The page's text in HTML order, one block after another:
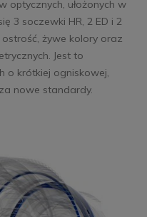
optycznych, ułożonych w
3 soczewki HR, 2 ED i 2
żywe kolory oraz
Jest to
o krótkiej ogniskowej,
nowe standardy.